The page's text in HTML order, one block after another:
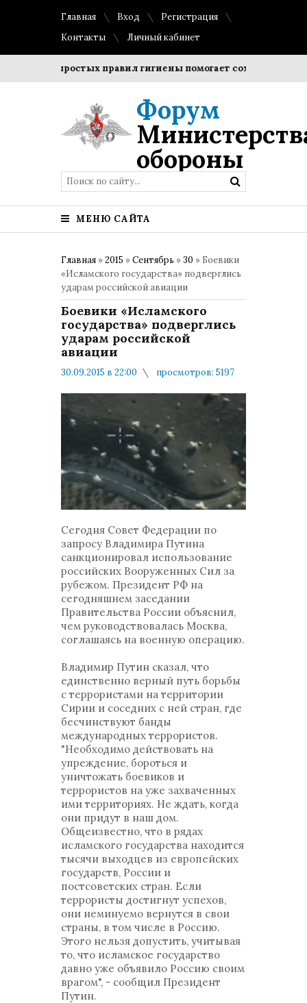
Главная Вход
Регистрация
Контакты
Личный кабинет
простых правил гигиены помогает сохранить
Форум
обороны
МЕНЮ САЙТА
Главная »2015 »Сентябрь »30 » Боевики
«Исламского государства» подверглись
ударам российской авиации
Боевики «Исламского
государства» подверглись
ударам российской
авиации
30.09.2015 в 22:00
просмотров: 5197
Военные новости
Сегодня Совет Федерации по
запросу Владимира Путина
санкционировал использование
российских Вооруженных Сил за
рубежом. Президент РФ на
сегодняшнем заседании
Правительства России объяснил,
чем руководствовалась Москва,
соглашаясь на военную операцию.
Владимир Путин сказал, что
единственно верный путь борьбы
с террористами на территории
Сирии и соседних с ней стран, где
бесчинствуют банды
международных террористов.
"Необходимо действовать на
упреждение, бороться и
уничтожать боевиков и
террористов на уже захваченных
ими территориях. Не ждать, когда
они придут в наш дом.
Общеизвестно, что в рядах
исламского государства находится
тысячи выходцев из европейских
государств, России и
постсоветских стран. Если
террористы достигнут успехов,
они неминуемо вернутся в свои
страны, в том числе в Россию.
Этого нельзя допустить, учитывая
то, что исламское государство
давно уже объявило Россию своим
врагом", - сообщил Президент
Путин.